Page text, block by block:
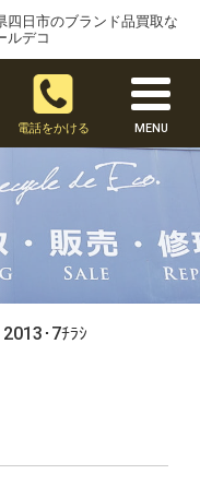
四日市のブランド品買取な
ルデコ
電話をかける MENU
2013･7ﾁﾗｼ